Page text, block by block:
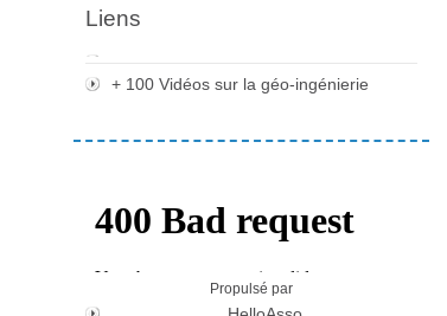
Liens
+ 100 Vidéos sur la géo-ingénierie
Propulsé par